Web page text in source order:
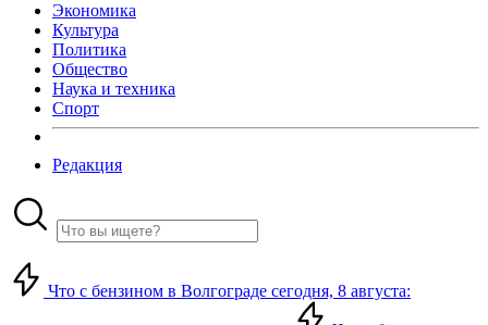
Экономика
Культура
Политика
Общество
Наука и техника
Спорт
Редакция
Что с бензином в Волгограде сегодня, 8 августа: